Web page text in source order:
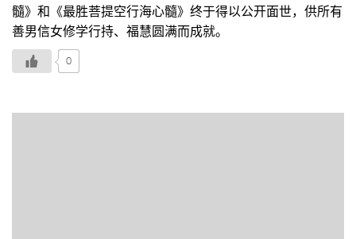
髓》和《最胜菩提空行海心髓》终于得以公开面世，供所有
善男信女修学行持、福慧圆满而成就。
0